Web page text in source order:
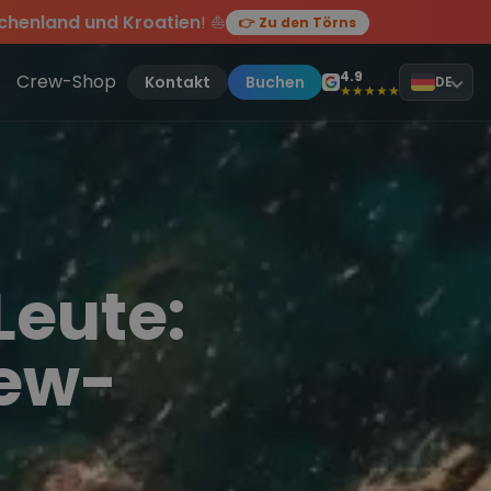
und Kroatien! ⛵ 👉 Zu den Törns
Törn!
des Jahres, sei dabei.
Crew-Shop Kontakt Buchen 4.9
★★★★★ DE